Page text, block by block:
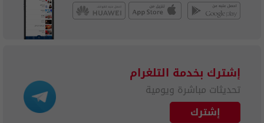
إشترك بخدمة التلغرام
تحديثات مباشرة ويومية
إشترك